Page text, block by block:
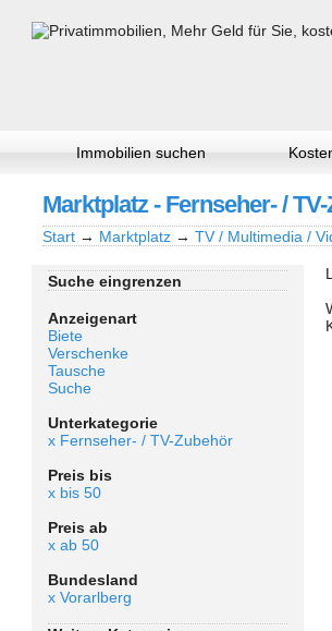
Immobilien suchen
Marktplatz - Fernseher- /
Start → Marktplatz → TV / Multimedia /
Suche eingrenzen
Anzeigenart
Biete
Verschenke
Tausche
Suche
Unterkategorie
x Fernseher- / TV-Zubehör
Preis bis
x bis 50
Preis ab
x ab 50
Bundesland
x Vorarlberg